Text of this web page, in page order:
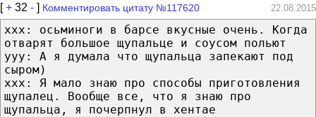
[+ 32 - ] Комментировать цитату №117620 22.08.2015
xxx: осьминоги в барсе вкусные очень. Когда
отварят большое щупальце и соусом польют
yyy: А я думала что щупальца запекают под
сыром)
ххх: Я мало знаю про способы приготовления
щупалец. Вообще все, что я знаю про
щупальца, я почерпнул в хентае